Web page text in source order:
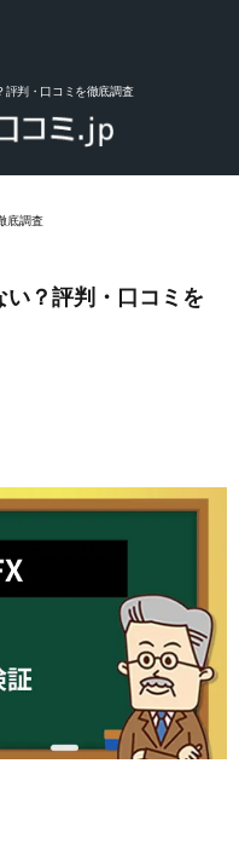
評判・口コミを徹底調査
底調査
？評判・口コミを